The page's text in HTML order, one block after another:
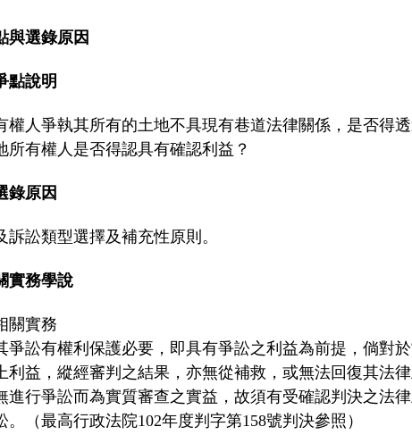
與選錄原因
點說明
權人爭執其所有的土地不具現有巷道法律關係，是否得
所有權人是否得認具有確認利益？
錄原因
訴訟類型選擇及補充性原則。
實務學說
關實務
爭訟有權利保護必要，即具有爭訟之利益為前提，倘對
利益，縱經審判之結果，亦無從補救，或無法回復其法
進行爭訟而為實質審查之實益，故須有受確認判決之法
。（最高行政法院102年度判字第158號判決參照）